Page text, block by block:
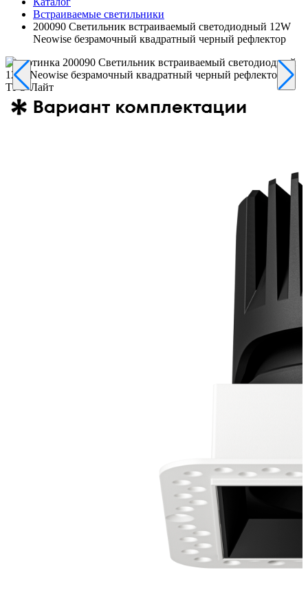
Встраиваемые светильники
200090 Светильник встраиваемый светодиодный 12W
Neowise безрамочный квадратный черный рефлектор